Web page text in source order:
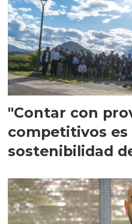
"Contar con
competitivos es
sostenibilidad